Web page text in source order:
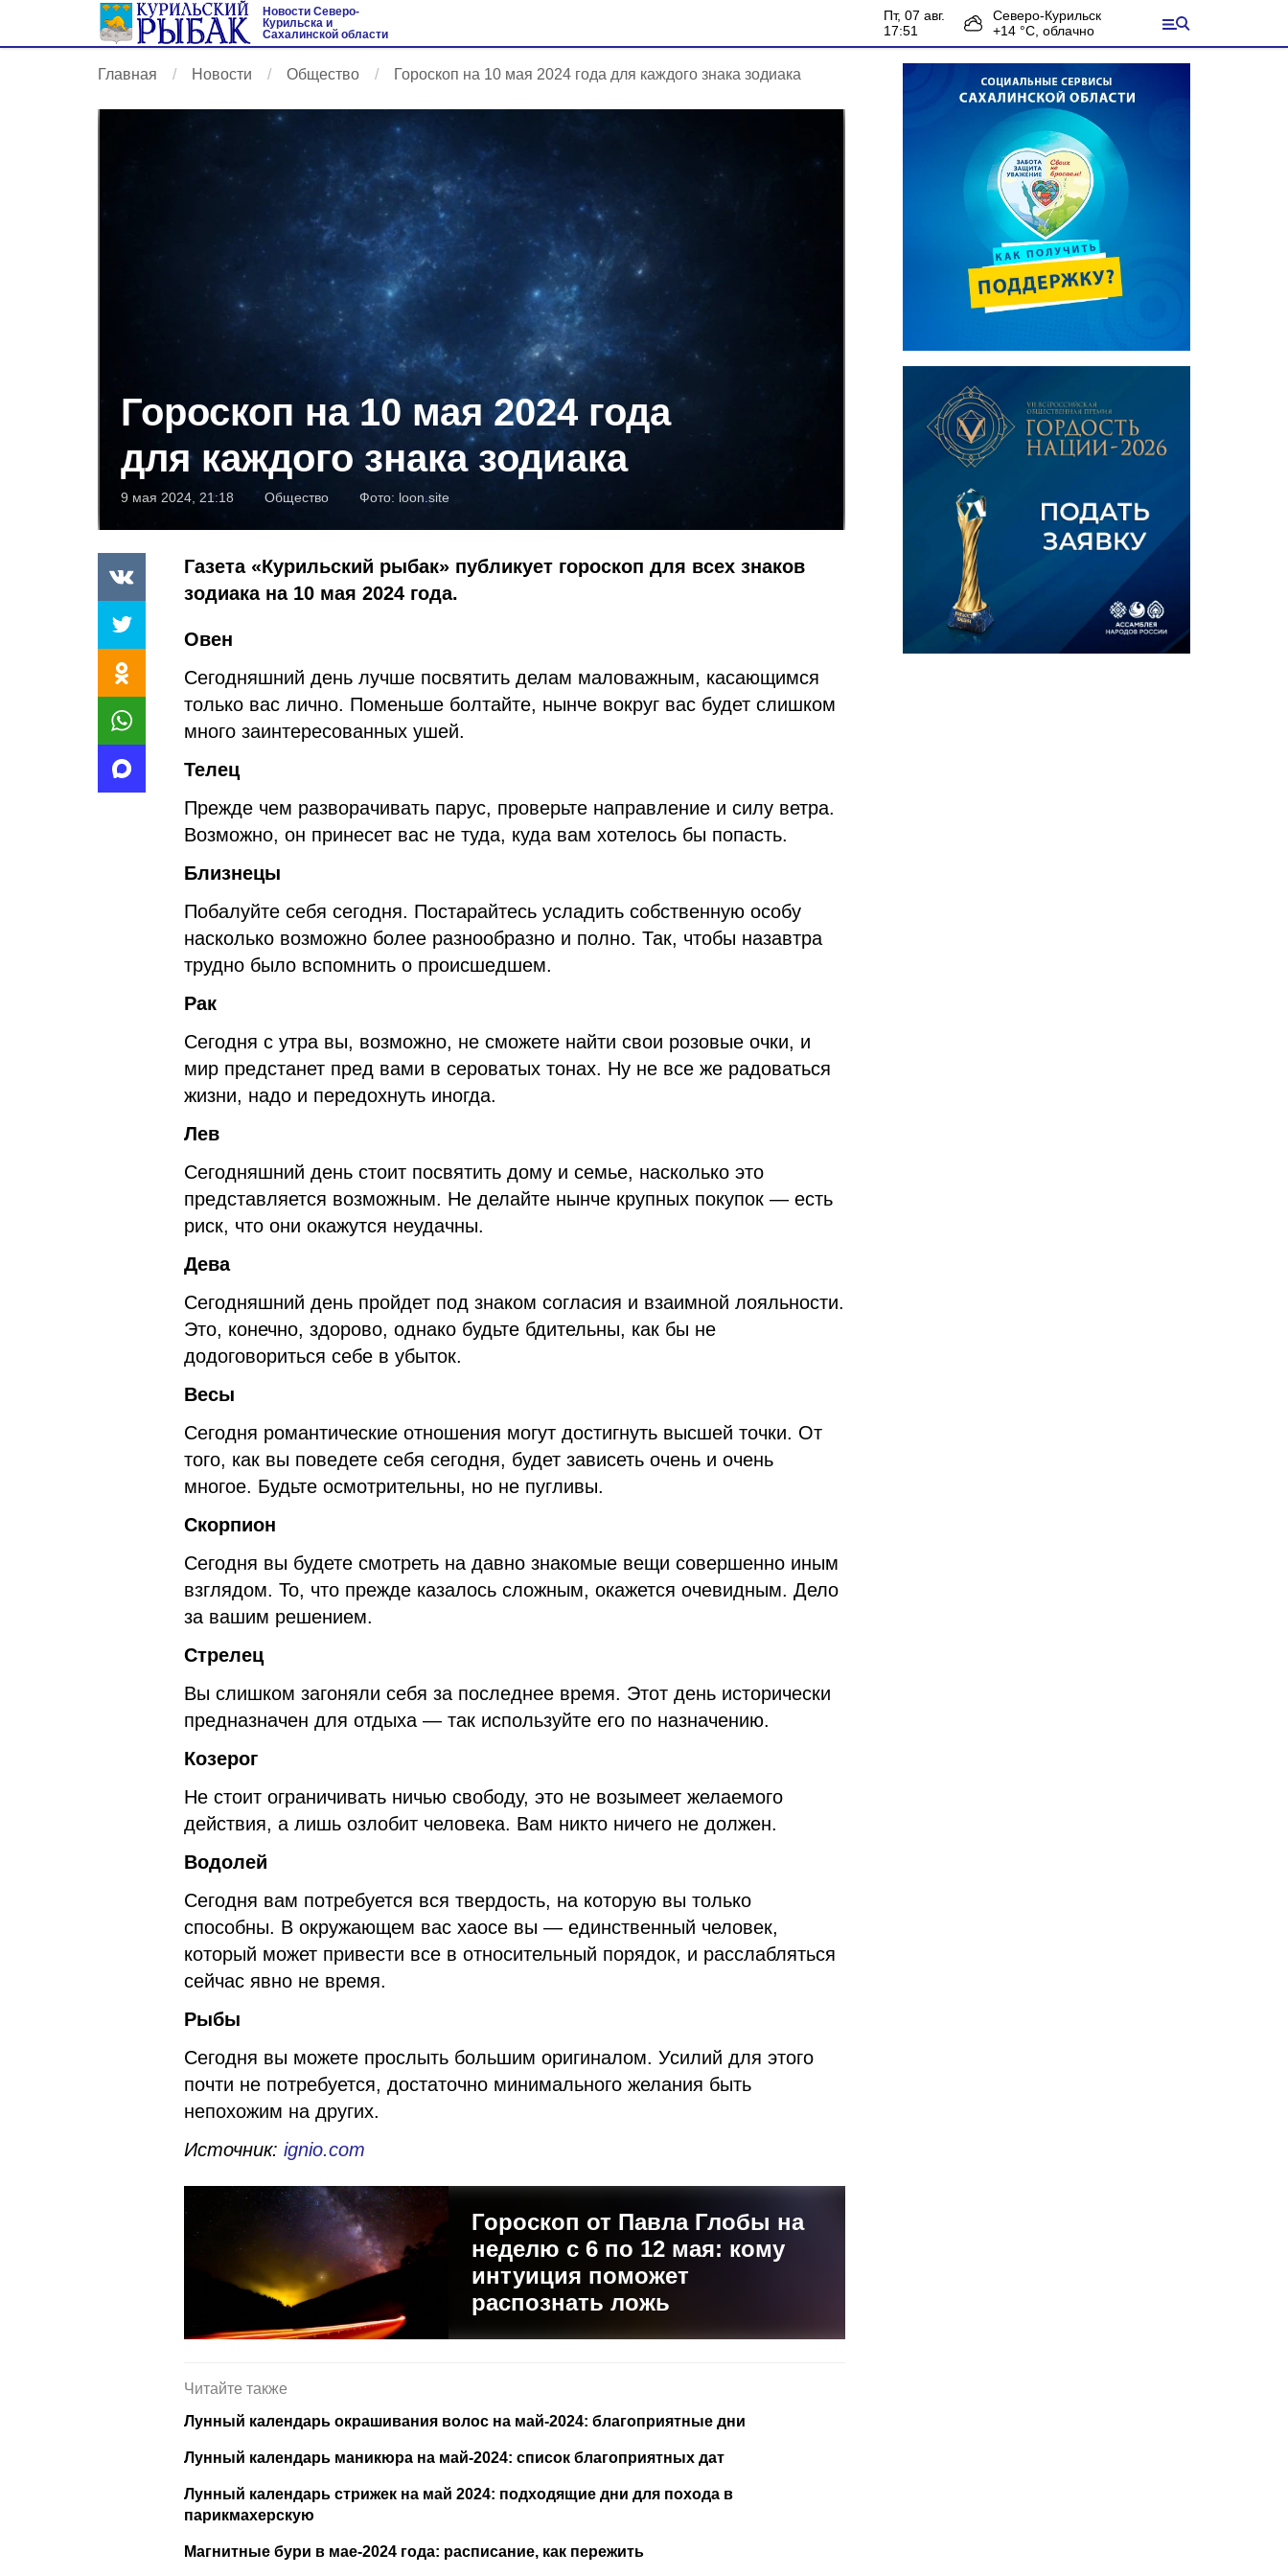
Новости Северо-
Курильска и
Сахалинской области
пт, 07 авг.
17:51
Северо-Курильск
+14 °С, облачно
Главная Новости Общество Гороскоп на 10 мая 2024 года для каждого знака зодиака
Гороскоп на 10 мая 2024 года
для каждого знака зодиака
9 мая 2024, 21:18 Общество Фото: loon.site
Газета «Курильский рыбак» публикует гороскоп для всех знаков
зодиака на 10 мая 2024 года.
Овен
Сегодняшний день лучше посвятить делам маловажным, касающимся
только вас лично. Поменьше болтайте, нынче вокруг вас будет слишком
много заинтересованных ушей.
Телец
Прежде чем разворачивать парус, проверьте направление и силу ветра.
Возможно, он принесет вас не туда, куда вам хотелось бы попасть.
Близнецы
Побалуйте себя сегодня. Постарайтесь усладить собственную особу
насколько возможно более разнообразно и полно. Так, чтобы назавтра
трудно было вспомнить о происшедшем.
Рак
Сегодня с утра вы, возможно, не сможете найти свои розовые очки, и
мир предстанет пред вами в сероватых тонах. Ну не все же радоваться
жизни, надо и передохнуть иногда.
Лев
Сегодняшний день стоит посвятить дому и семье, насколько это
представляется возможным. Не делайте нынче крупных покупок — есть
риск, что они окажутся неудачны.
Дева
Сегодняшний день пройдет под знаком согласия и взаимной лояльности.
Это, конечно, здорово, однако будьте бдительны, как бы не
додоговориться себе в убыток.
Весы
Сегодня романтические отношения могут достигнуть высшей точки. От
того, как вы поведете себя сегодня, будет зависеть очень и очень
многое. Будьте осмотрительны, но не пугливы.
Скорпион
Сегодня вы будете смотреть на давно знакомые вещи совершенно иным
взглядом. То, что прежде казалось сложным, окажется очевидным. Дело
за вашим решением.
Стрелец
Вы слишком загоняли себя за последнее время. Этот день исторически
предназначен для отдыха — так используйте его по назначению.
Козерог
Не стоит ограничивать ничью свободу, это не возымеет желаемого
действия, а лишь озлобит человека. Вам никто ничего не должен.
Водолей
Сегодня вам потребуется вся твердость, на которую вы только
способны. В окружающем вас хаосе вы — единственный человек,
который может привести все в относительный порядок, и расслабляться
сейчас явно не время.
Рыбы
Сегодня вы можете прослыть большим оригиналом. Усилий для этого
почти не потребуется, достаточно минимального желания быть
непохожим на других.
Источник: ignio.com
Гороскоп от Павла Глобы на
неделю с 6 по 12 мая: кому
интуиция поможет
распознать ложь
Читайте также
Лунный календарь окрашивания волос на май-2024: благоприятные дни
Лунный календарь маникюра на май-2024: список благоприятных дат
Лунный календарь стрижек на май 2024: подходящие дни для похода в
парикмахерскую
Магнитные бури в мае-2024 года: расписание, как пережить